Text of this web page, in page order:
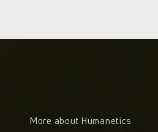
More about Humanetics